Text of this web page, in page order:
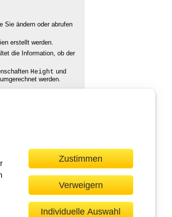
Zustimmen
Verweigern
Individuelle Auswahl
Sie ändern oder abrufen
erstellt werden.
die Information, ob der
Height und
werden.
an
Das Werk einschließlich aller seiner Teile ist